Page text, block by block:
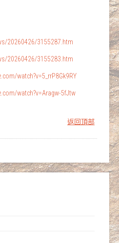
20260426/3155287.htm
20260426/3155283.htm
watch?v=5_rrP8Gk9RY
watch?v=Aragw-5fJtw
返回頂部